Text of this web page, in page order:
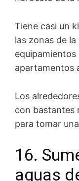
Tiene casi un
las zonas de
apartamentos
Los
con bastantes
para tomar
16.
aguas